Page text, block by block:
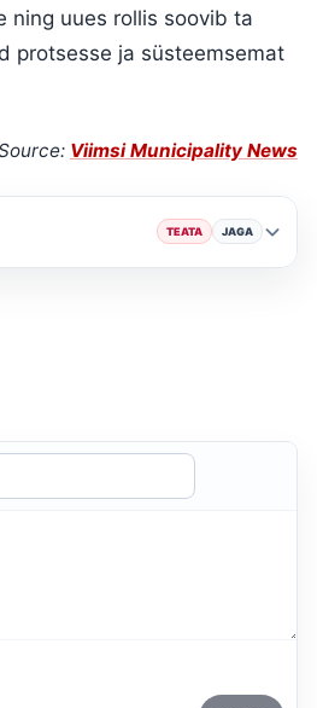
ning uues rollis soovib ta
protsesse ja süsteemsemat
Viimsi Municipality News
TEATA JAGA